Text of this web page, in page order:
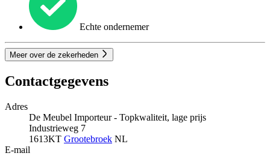
Echte ondernemer
Meer over de zekerheden
Contactgegevens
Adres
De Meubel Importeur - Topkwaliteit, lage prijs
Industrieweg 7
1613KT Grootebroek NL
E-mail